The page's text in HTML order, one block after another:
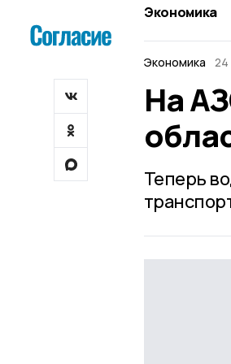
Экономика
Экономика 24
На
Теперь